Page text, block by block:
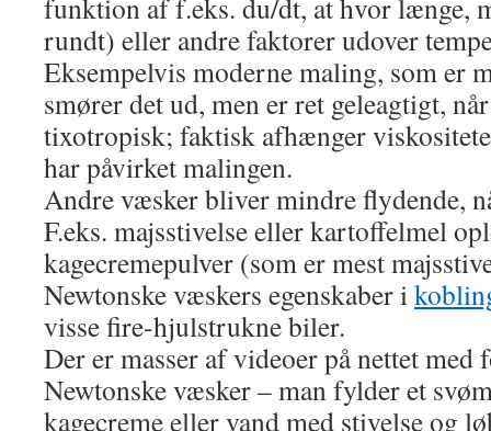
funktion af f.eks. du/dt, at hvor længe,
rundt) eller andre faktorer udover
Eksempelvis moderne maling, som er
smører det ud, men er ret geleagtigt,
tixotropisk; faktisk afhænger
har påvirket malingen.
Andre væsker bliver mindre flydende,
F.eks. majsstivelse eller kartoffelmel
kagecremepulver (som er mest
Newtonske væskers egenskaber i
visse fire-hjulstrukne biler.
Der er masser af videoer på nettet
Newtonske væsker – man fylder et
kagecreme eller vand med stivelse og